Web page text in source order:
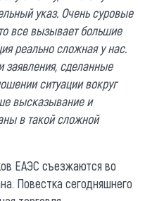
указ. Очень суровые
все вызывает большие
реально сложная у нас.
заявления, сделанные
ситуации вокруг
высказывание и
в такой сложной
ЕАЭС съезжаются во
Повестка сегодняшнего